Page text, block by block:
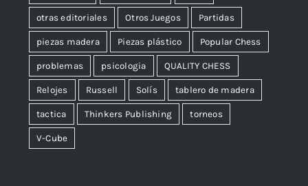
otras editoriales Otros Juegos Partidas
piezas madera Piezas plástico Popular Chess
problemas psicologia QUALITY CHESS
Relojes Russell Solís tablero de madera
tactica Thinkers Publishing torneos
V-Cube